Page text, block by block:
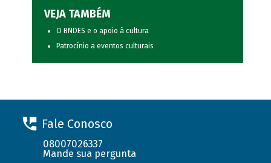
VEJA TAMBÉM
O BNDES e o apoio à cultura
Patrocínio a eventos culturais
Fale Conosco
08007026337
Mande sua pergunta